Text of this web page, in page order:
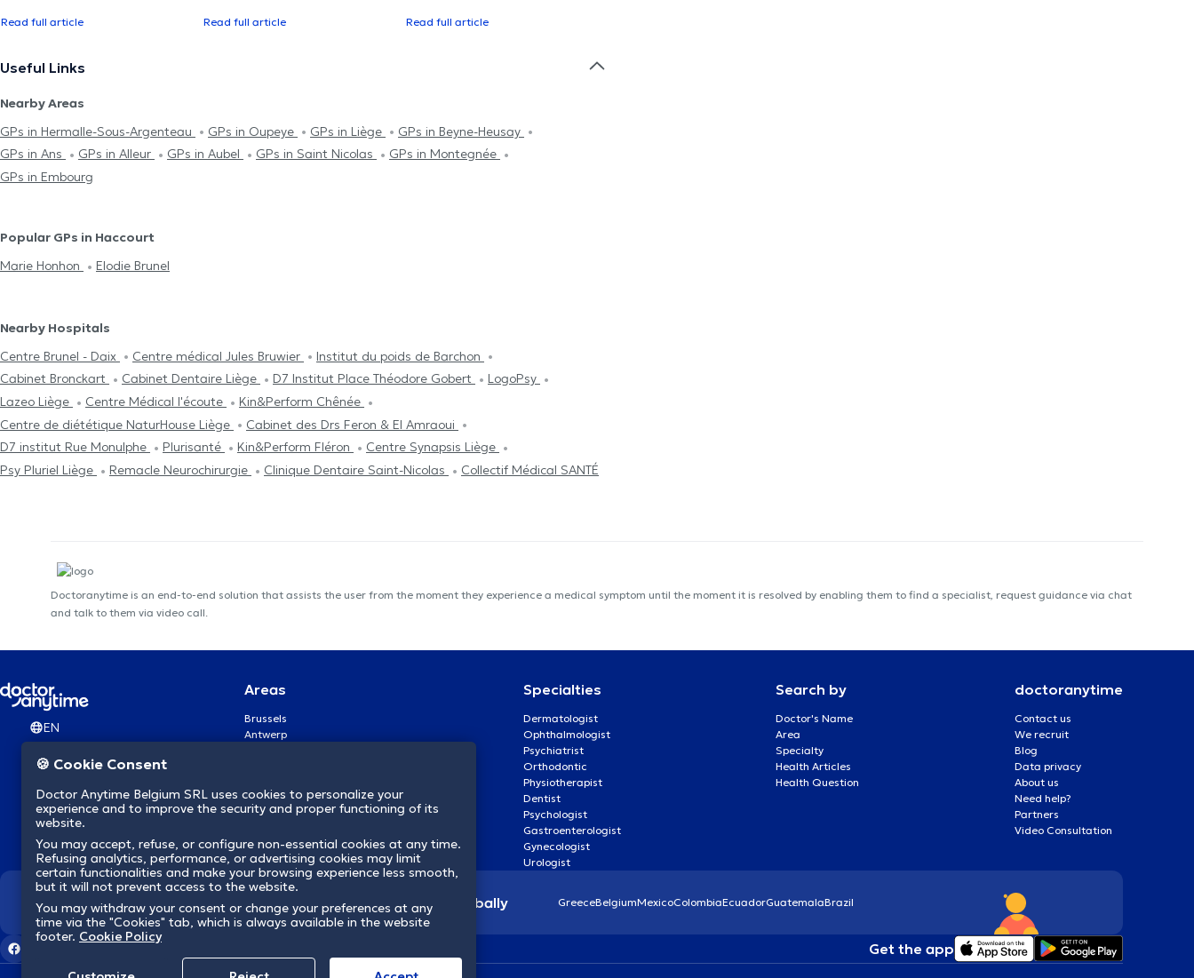
Read full article Read full article Read full article
Useful Links
Nearby Areas
GPs in Hermalle-Sous-Argenteau
GPs in Oupeye GPs in Liège
GPs in Beyne-Heusay
GPs in Ans
GPs in Alleur GPs in Aubel GPs in Saint Nicolas
GPs in Montegnée
GPs in Embourg
Popular GPs in Haccourt
Marie Honhon
Elodie Brunel
Nearby Hospitals
Centre Brunel - Daix
Centre médical Jules Bruwier
Institut du poids de Barchon
Cabinet Bronckart
Cabinet Dentaire Liège D7 Institut Place Théodore Gobert
LogoPsy
Lazeo Liège
Centre Médical l'écoute
Kin&Perform Chênée
Centre de diététique NaturHouse Liège
Cabinet des Drs Feron & El Amraoui
D7 institut Rue Monulphe
Plurisanté Kin&Perform Fléron
Centre Synapsis Liège
Psy Pluriel Liège
Remacle Neurochirurgie Clinique Dentaire Saint-Nicolas Collectif Médical SANTÉ
Doctoranytime is an end-to-end solution that assists the user from the moment they experience a medical symptom until the moment it is resolved by enabling them to find a specialist, request guidance via chat
and talk to them via video call.
EN
Areas
Brussels
Antwerp
Brugge
Namur
Mons
Aalst Flandre-Orientale
Specialties
Dermatologist
Ophthalmologist
Psychiatrist
Orthodontic
Physiotherapist
Dentist
Psychologist
Gastroenterologist
Gynecologist
Urologist
Search by
Doctor's Name
Area
Specialty
Health Articles
Health Question
doctoranytime
Contact us
We recruit
Blog
Data privacy
About us
Need help?
Partners
Video Consultation
We revolutionize healthcare globally GreeceBelgiumMexicoColombiaEcuadorGuatemalaBrazil
Get the app
🍪 Cookie Consent
Doctor Anytime Belgium SRL uses cookies to personalize your
experience and to improve the security and proper functioning of its
website.
You may accept, refuse, or configure non-essential cookies at any time.
Refusing analytics, performance, or advertising cookies may limit
certain functionalities and make your browsing experience less smooth,
but it will not prevent access to the website.
You may withdraw your consent or change your preferences at any
time via the "Cookies" tab, which is always available in the website
footer. Cookie Policy